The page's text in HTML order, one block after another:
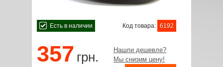
Есть в наличии Код товара: 6192
357 грн.
Нашли дешевле?
Мы снизим цену!